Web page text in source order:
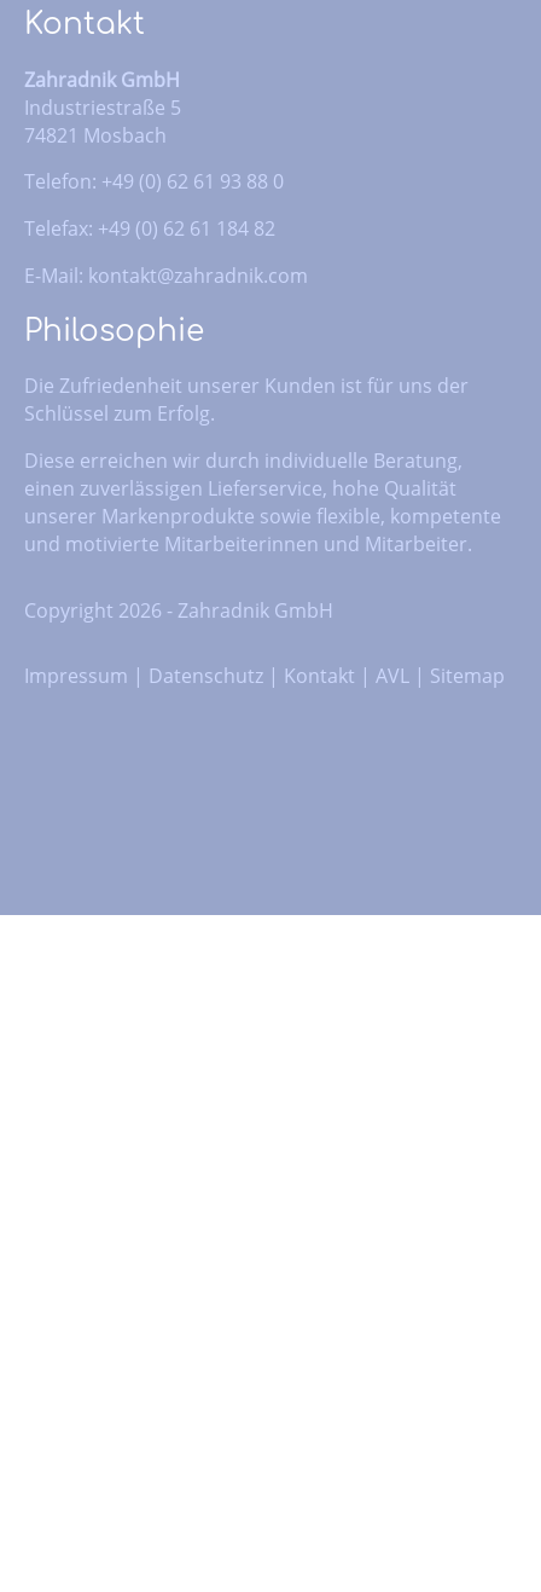
Kontakt
Zahradnik GmbH
Industriestraße 5
74821 Mosbach
Telefon: +49 (0) 62 61 93 88 0
Telefax: +49 (0) 62 61 184 82
E-Mail: kontakt@zahradnik.com
Philosophie
Die Zufriedenheit unserer Kunden ist für uns der
Schlüssel zum Erfolg.
Diese erreichen wir durch individuelle Beratung,
einen zuverlässigen Lieferservice, hohe Qualität
unserer Markenprodukte sowie flexible, kompetente
und motivierte Mitarbeiterinnen und Mitarbeiter.
Copyright 2026 - Zahradnik GmbH
Impressum | Datenschutz | Kontakt | AVL | Sitemap